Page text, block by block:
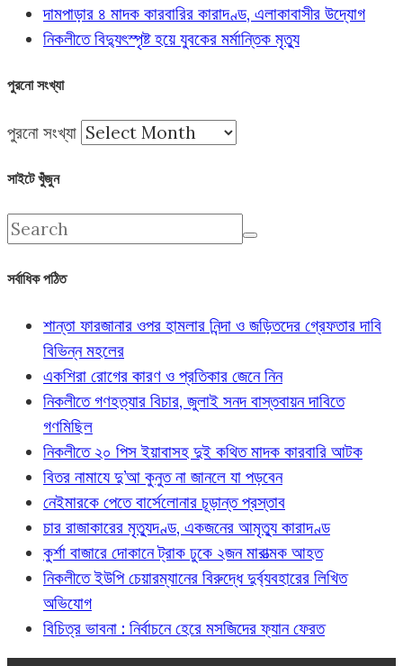
দামপাড়ার ৪ মাদক কারবারির কারাদণ্ড, এলাকাবাসীর উদ্যোগ
নিকলীতে বিদ্যুৎস্পৃষ্ট হয়ে যুবকের মর্মান্তিক মৃত্যু
পুরনো সংখ্যা
পুরনো সংখ্যা
সাইটে খুঁজুন
সর্বাধিক পঠিত
শান্তা ফারজানার ওপর হামলার নিন্দা ও জড়িতদের গ্রেফতার দাবি
বিভিন্ন মহলের
একশিরা রোগের কারণ ও প্রতিকার জেনে নিন
নিকলীতে গণহত্যার বিচার, জুলাই সনদ বাস্তবায়ন দাবিতে
গণমিছিল
নিকলীতে ২০ পিস ইয়াবাসহ দুই কথিত মাদক কারবারি আটক
বিতর নামাযে দু’আ কুনুত না জানলে যা পড়বেন
নেইমারকে পেতে বার্সেলোনার চূড়ান্ত প্রস্তাব
চার রাজাকারের মৃত্যুদণ্ড, একজনের আমৃত্যু কারাদণ্ড
কুর্শা বাজারে দোকানে ট্রাক ঢুকে ২জন মারাত্মক আহত
নিকলীতে ইউপি চেয়ারম্যানের বিরুদ্ধে দুর্ব্যবহারের লিখিত
অভিযোগ
বিচিত্র ভাবনা : নির্বাচনে হেরে মসজিদের ফ্যান ফেরত